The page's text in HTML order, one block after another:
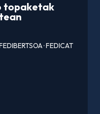
topaketak
·FEDICAT